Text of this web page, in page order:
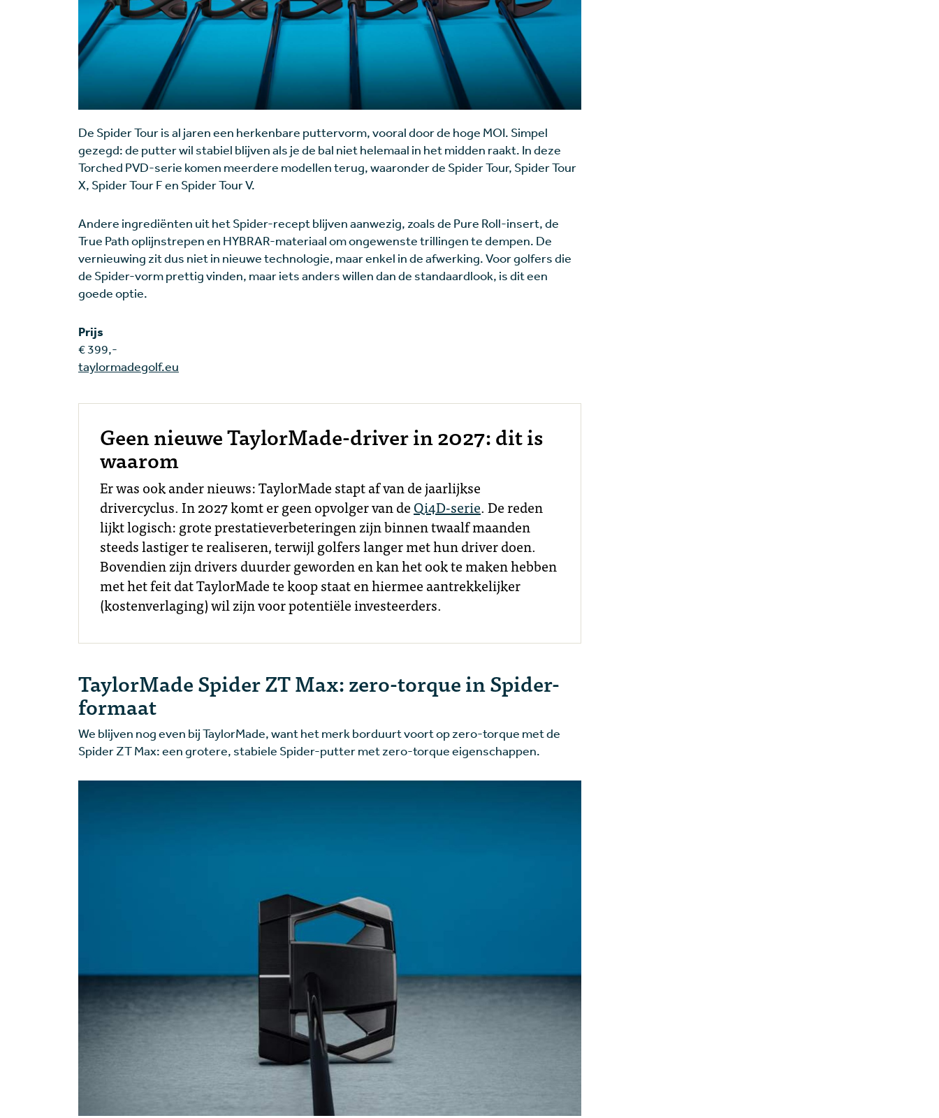
De Spider Tour is al jaren een herkenbare puttervorm, vooral door de hoge MOI. Simpel
gezegd: de putter wil stabiel blijven als je de bal niet helemaal in het midden raakt. In deze
Torched PVD-serie komen meerdere modellen terug, waaronder de Spider Tour, Spider Tour
X, Spider Tour F en Spider Tour V.
Andere ingrediënten uit het Spider-recept blijven aanwezig, zoals de Pure Roll-insert, de
True Path oplijnstrepen en HYBRAR-materiaal om ongewenste trillingen te dempen. De
vernieuwing zit dus niet in nieuwe technologie, maar enkel in de afwerking. Voor golfers die
de Spider-vorm prettig vinden, maar iets anders willen dan de standaardlook, is dit een
goede optie.
Prijs
€ 399,-
taylormadegolf.eu
Geen nieuwe TaylorMade-driver in 2027: dit is
waarom
Er was ook ander nieuws: TaylorMade stapt af van de jaarlijkse
drivercyclus. In 2027 komt er geen opvolger van deQi4D-serie. De reden
lijkt logisch: grote prestatieverbeteringen zijn binnen twaalf maanden
steeds lastiger te realiseren, terwijl golfers langer met hun driver doen.
Bovendien zijn drivers duurder geworden en kan het ook te maken hebben
met het feit dat TaylorMade te koop staat en hiermee aantrekkelijker
(kostenverlaging) wil zijn voor potentiële investeerders.
TaylorMade Spider ZT Max: zero-torque in Spider-
formaat
We blijven nog even bij TaylorMade, want het merk borduurt voort op zero-torque met de
Spider ZT Max: een grotere, stabiele Spider-putter met zero-torque eigenschappen.